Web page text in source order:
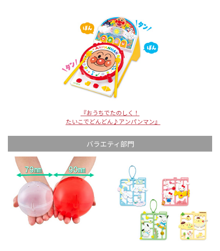
『おうちでたのしく！
たいこでどんどん♪アンパンマン』
バラエティ部門